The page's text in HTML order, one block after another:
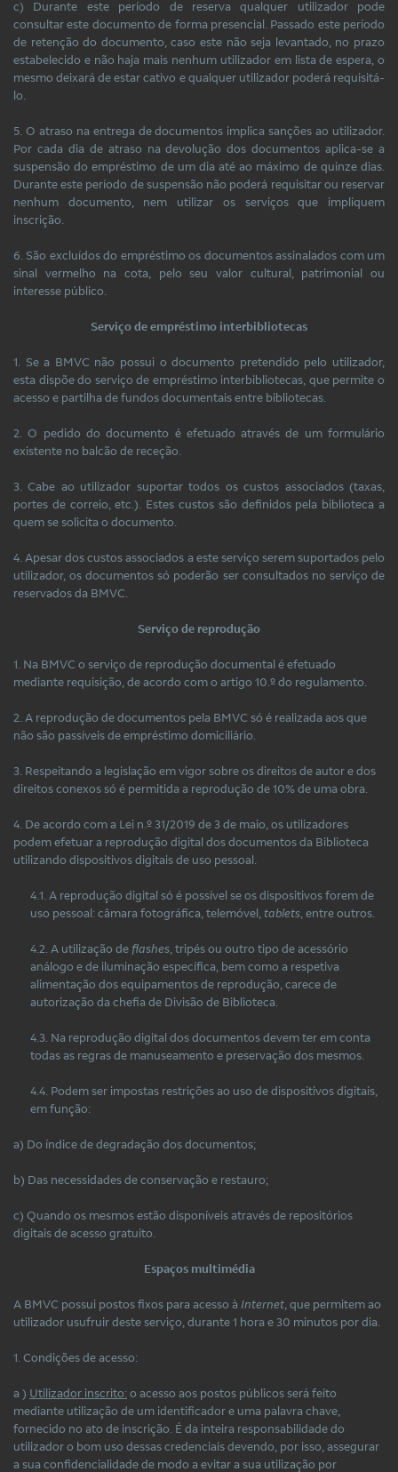
c) Durante este período de reserva qualquer utilizador pode
consultar este documento de forma presencial. Passado este período
de retenção do documento, caso este não seja levantado, no prazo
estabelecido e não haja mais nenhum utilizador em lista de espera, o
mesmo deixará de estar cativo e qualquer utilizador poderá requisitá-
lo.
5. O atraso na entrega de documentos implica sanções ao utilizador.
Por cada dia de atraso na devolução dos documentos aplica-se a
suspensão do empréstimo de um dia até ao máximo de quinze dias.
Durante este período de suspensão não poderá requisitar ou reservar
nenhum documento, nem utilizar os serviços que impliquem
inscrição.
6. São excluídos do empréstimo os documentos assinalados com um
sinal vermelho na cota, pelo seu valor cultural, patrimonial ou
interesse público.
Serviço de empréstimo interbibliotecas
1. Se a BMVC não possui o documento pretendido pelo utilizador,
esta dispõe do serviço de empréstimo interbibliotecas, que permite o
acesso e partilha de fundos documentais entre bibliotecas.
2. O pedido do documento é efetuado através de um formulário
existente no balcão de receção.
3. Cabe ao utilizador suportar todos os custos associados (taxas,
portes de correio, etc.). Estes custos são definidos pela biblioteca a
quem se solicita o documento.
4. Apesar dos custos associados a este serviço serem suportados pelo
utilizador, os documentos só poderão ser consultados no serviço de
reservados da BMVC.
Serviço de reprodução
1. Na BMVC o serviço de reprodução documental é efetuado
mediante requisição, de acordo com o artigo 10.º do regulamento.
2. A reprodução de documentos pela BMVC só é realizada aos que
não são passíveis de empréstimo domiciliário.
3. Respeitando a legislação em vigor sobre os direitos de autor e dos
direitos conexos só é permitida a reprodução de 10% de uma obra.
4. De acordo com a Lei n.º 31/2019 de 3 de maio, os utilizadores
podem efetuar a reprodução digital dos documentos da Biblioteca
utilizando dispositivos digitais de uso pessoal.
4.1. A reprodução digital só é possível se os dispositivos forem de
uso pessoal: câmara fotográfica, telemóvel, tablets, entre outros.
4.2. A utilização deflashes, tripés ou outro tipo de acessório
análogo e de iluminação específica, bem como a respetiva
alimentação dos equipamentos de reprodução, carece de
autorização da chefia de Divisão de Biblioteca.
4.3. Na reprodução digital dos documentos devem ter em conta
todas as regras de manuseamento e preservação dos mesmos.
4.4. Podem ser impostas restrições ao uso de dispositivos digitais,
em função:
a) Do índice de degradação dos documentos;
b) Das necessidades de conservação e restauro;
c) Quando os mesmos estão disponíveis através de repositórios
digitais de acesso gratuito.
Espaços multimédia
A BMVC possui postos fixos para acesso à Internet , que permitem ao
utilizador usufruir deste serviço, durante 1 hora e 30 minutos por dia.
1. Condições de acesso:
a ) Utilizador inscrito:o acesso aos postos públicos será feito
mediante utilização de um identificador e uma palavra chave,
fornecido no ato de inscrição. É da inteira responsabilidade do
utilizador o bom uso dessas credenciais devendo, por isso, assegurar
a sua confidencialidade de modo a evitar a sua utilização por